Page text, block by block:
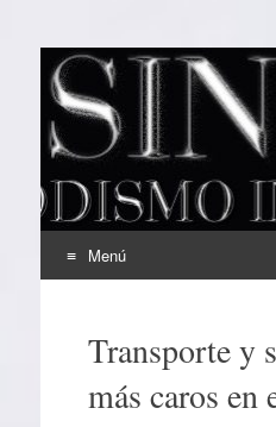
EL
Periodismo Inteligente
Menú
contenidoTransporte y
más caros en